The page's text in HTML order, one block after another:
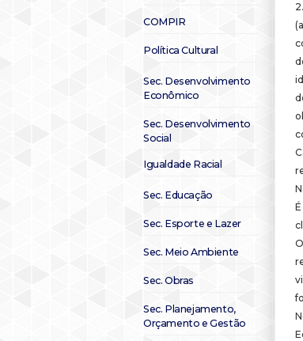
COMPIR
Política Cultural
Sec. Desenvolvimento
Econômico
Sec. Desenvolvimento
Social
Igualdade Racial
Sec. Educação
Sec. Esporte e Lazer
Sec. Meio Ambiente
Sec. Obras
Sec. Planejamento,
Orçamento e Gestão